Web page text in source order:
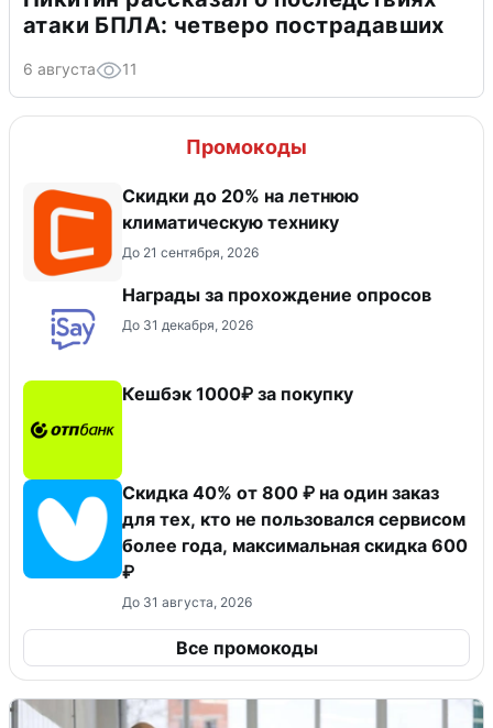
атаки БПЛА: четверо пострадавших
6 августа 11
Промокоды
Скидки до 20% на летнюю
климатическую технику
До 21 сентября, 2026
Награды за прохождение опросов
До 31 декабря, 2026
Кешбэк 1000₽ за покупку
Скидка 40% от 800 ₽ на один заказ
для тех, кто не пользовался сервисом
более года, максимальная скидка 600
₽
До 31 августа, 2026
Все промокоды